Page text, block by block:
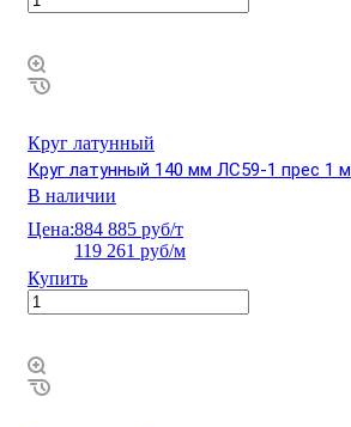
Круг латунный
Круг латунный 140 мм ЛС59-1 прес 1 м
В наличии
Цена:884 885 руб/т
119 261 руб/м
Купить